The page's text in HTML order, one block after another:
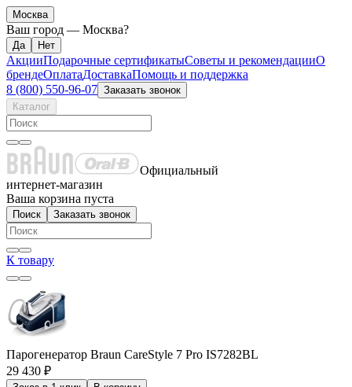
Москва
Ваш город — Москва?
АкцииПодарочные сертификатыСоветы и рекомендацииО
брендеОплатаДоставкаПомощь и поддержка
8 (800) 550-96-07 Заказать звонок
Каталог
Официальный
интернет-магазин
Ваша корзина пуста
Поиск Заказать звонок
К товару
Парогенератор Braun CareStyle 7 Pro IS7282BL
29 430 ₽